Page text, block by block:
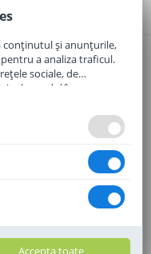
Bihor
conținutul și anunțurile,
a analiza traficul.
sociale, de
la modul în care
cu alte informații
Accepta toate